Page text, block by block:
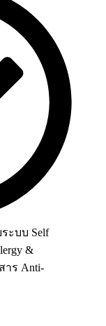
ะบบ Self
&
าร Anti-